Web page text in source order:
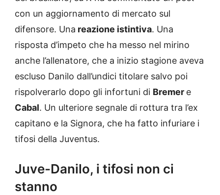
con un aggiornamento di mercato sul
difensore. Una reazione istintiva. Una
risposta d’impeto che ha messo nel mirino
anche l’allenatore, che a inizio stagione aveva
escluso Danilo dall’undici titolare salvo poi
rispolverarlo dopo gli infortuni di Bremer e
Cabal. Un ulteriore segnale di rottura tra l’ex
capitano e la Signora, che ha fatto infuriare i
tifosi della Juventus.
Juve-Danilo, i tifosi non ci
stanno